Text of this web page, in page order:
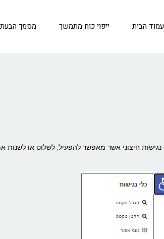
עמוד הבית ייפוי כוח מתמשך מסמך הבעת
חיצוני אשר מאפשר להפעיל, לשלוט או לשנות